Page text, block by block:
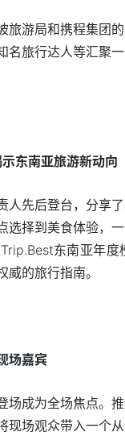
旅游局和携程集团
名旅行达人等汇聚
东南亚旅游新动向
人先后登台，分享
选择到美食体验，
东南亚年
的旅行指南。
场嘉宾
场成为全场焦点。
现场观众带入一个